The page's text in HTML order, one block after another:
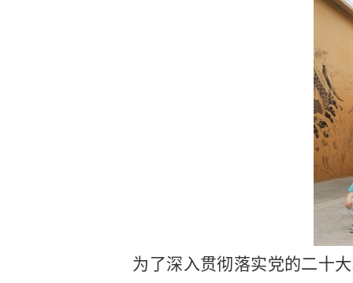
为了深入贯彻落实党的二十